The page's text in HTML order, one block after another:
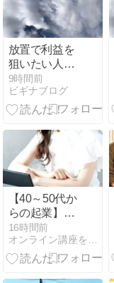
放置で利益を
狙いたい人が
『異国の殴り
込みGOLD』
を導入する前
べきこと
9時間前
ビギナブログ
【40～50代か
らの起業】最
強な３つの理
由
16時間前
オンライン講座を届けたい女性起業家のための売れる発信×自動化